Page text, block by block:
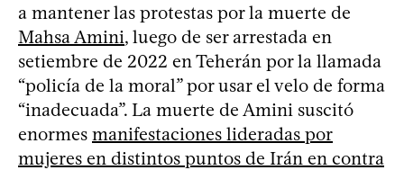
a mantener las protestas por la muerte de
Mahsa Amini, luego de ser arrestada en
setiembre de 2022 en Teherán por la llamada
“policía de la moral” por usar el velo de forma
“inadecuada”. La muerte de Amini suscitó
enormes manifestaciones lideradas por
mujeres en distintos puntos de Irán en contra